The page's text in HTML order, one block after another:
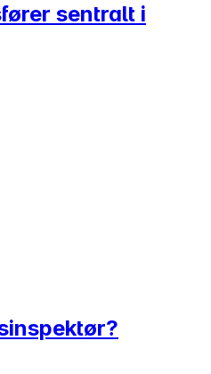
sentralt i